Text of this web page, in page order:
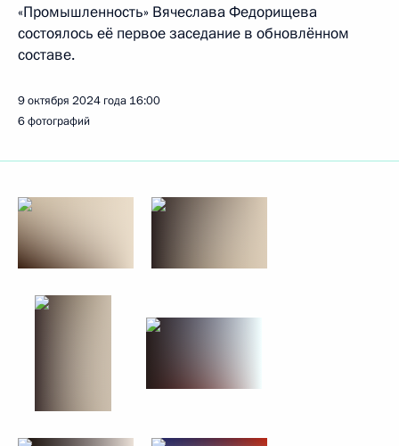
«Промышленность» Вячеслава Федорищева
состоялось её первое заседание в обновлённом
составе.
9 октября 2024 года 16:00
6 фотографий